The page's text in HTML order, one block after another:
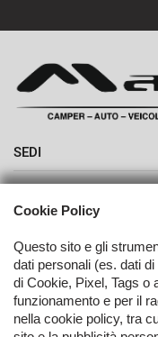
SEDI
Sede di Boves
AZIENDA
Cookie Policy
Questo sito e gli
dati personali (es. dati
di Cookie, Pixel, Tags o
funzionamento e per il
nella cookie policy, tra